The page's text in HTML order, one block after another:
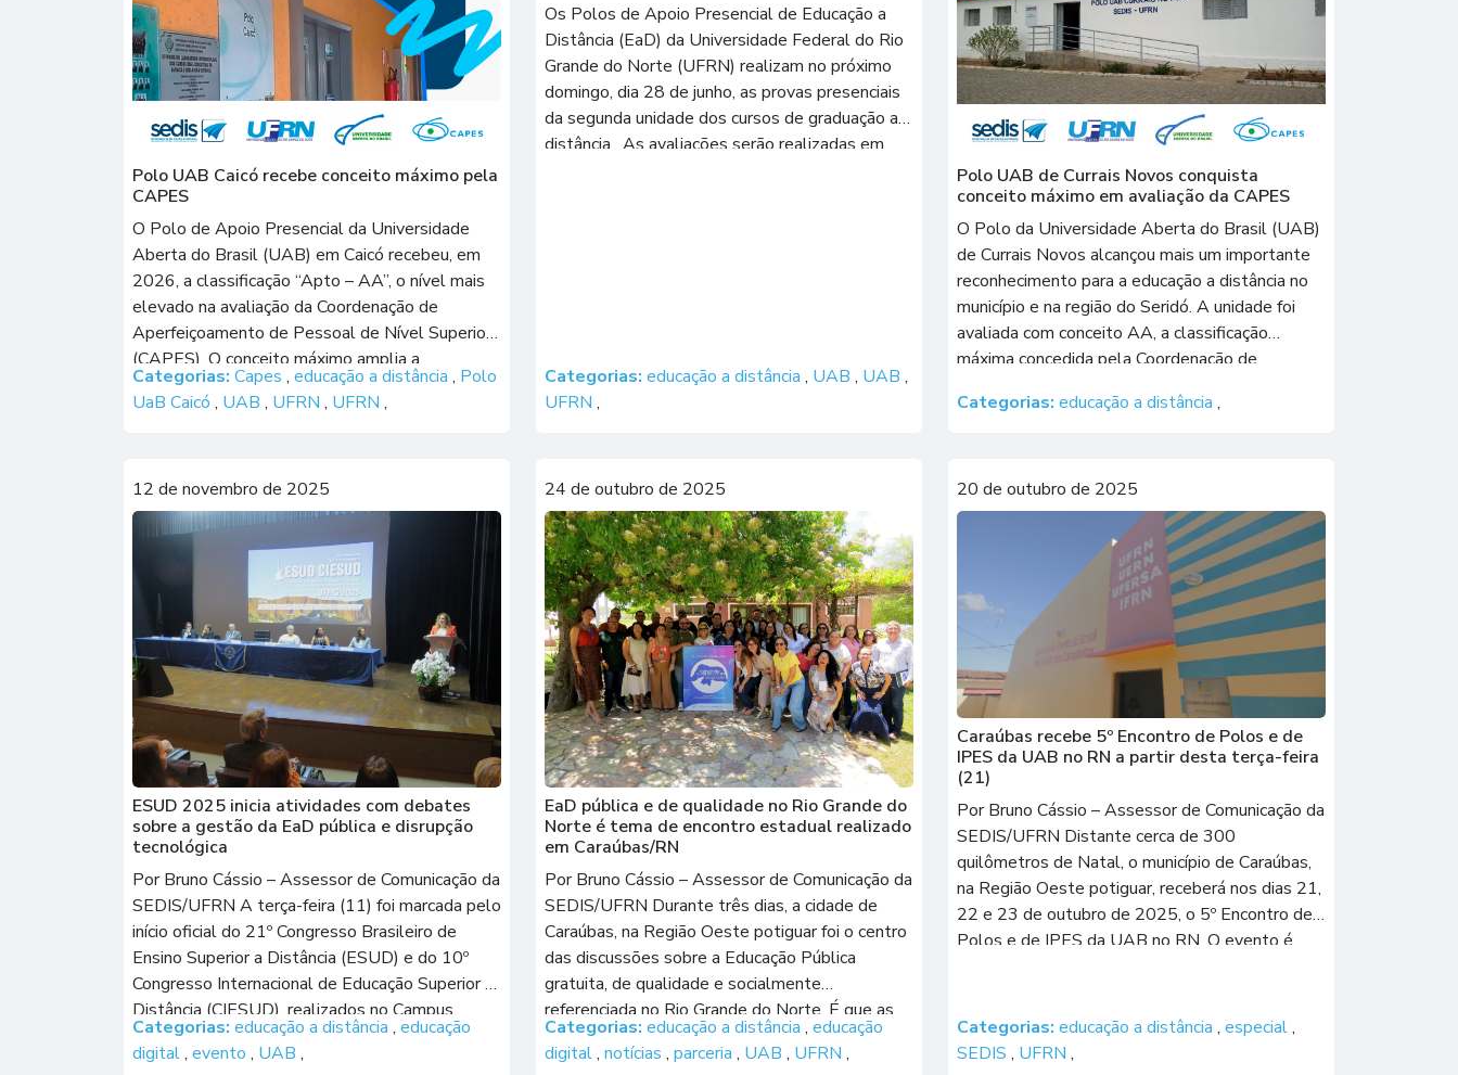
Polo UAB Caicó recebe conceito máximo pela
CAPES
O Polo de Apoio Presencial da Universidade
Aberta do Brasil (UAB) em Caicó recebeu, em
2026, a classificação “Apto – AA”, o nível mais
elevado na avaliação da Coordenação de
Aperfeiçoamento de Pessoal de Nível Superior
(CAPES). O conceito máximo amplia a
capacidade do polo para receber novas ofertas
de cursos de graduação, pós-graduação e […]
Categorias: Capes , educação a distância , Polo
UaB Caicó , UAB , UFRN , UFRN ,
Os Polos de Apoio Presencial de Educação a
Distância (EaD) da Universidade Federal do Rio
Grande do Norte (UFRN) realizam no próximo
domingo, dia 28 de junho, as provas presenciais
da segunda unidade dos cursos de graduação a
distância. As avaliações serão realizadas em
Categorias: educação a distância , UAB , UAB ,
UFRN ,
Polo UAB de Currais Novos conquista
conceito máximo em avaliação da CAPES
O Polo da Universidade Aberta do Brasil (UAB)
de Currais Novos alcançou mais um importante
reconhecimento para a educação a distância no
município e na região do Seridó. A unidade foi
avaliada com conceito AA, a classificação
máxima concedida pela Coordenação de
(CAPES), durante o processo anual de
Categorias: educação a distância ,
12 de novembro de 2025
ESUD 2025 inicia atividades com debates
sobre a gestão da EaD pública e disrupção
tecnológica
Por Bruno Cássio – Assessor de Comunicação da
SEDIS/UFRN A terça-feira (11) foi marcada pelo
início oficial do 21º Congresso Brasileiro de
Ensino Superior a Distância (ESUD) e do 10º
Congresso Internacional de Educação Superior a
Distância (CIESUD), realizados no Campus
Pampulha da Universidade Federal de Minas
Gerais (UFMG), na capital mineira. À noite, no […]
Categorias: educação a distância , educação
digital, evento , UAB ,
24 de outubro de 2025
EaD pública e de qualidade no Rio Grande do
Norte é tema de encontro estadual realizado
em Caraúbas/RN
Por Bruno Cássio – Assessor de Comunicação da
SEDIS/UFRN Durante três dias, a cidade de
Caraúbas, na Região Oeste potiguar foi o centro
das discussões sobre a Educação Pública
gratuita, de qualidade e socialmente
referenciada no Rio Grande do Norte. É que as
quatro Instituições Púbicas de Ensino Superior
do estado, UFRN, UFERSA, UERN e […]
Categorias: educação a distância , educação
digital, notícias , parceria , UAB , UFRN ,
20 de outubro de 2025
Caraúbas recebe 5º Encontro de Polos e de
IPES da UAB no RN a partir desta terça-feira
(21)
Por Bruno Cássio – Assessor de Comunicação da
SEDIS/UFRN Distante cerca de 300
quilômetros de Natal, o município de Caraúbas,
na Região Oeste potiguar, receberá nos dias 21,
22 e 23 de outubro de 2025, o 5º Encontro de
Polos e de IPES da UAB no RN. O evento é
Categorias: educação a distância , especial,
SEDIS , UFRN ,